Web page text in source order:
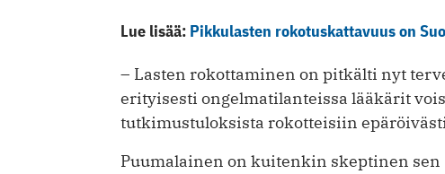
Lue lisää: Pikkulasten rokotuskattavuus on
– Lasten rokottaminen on pitkälti nyt
erityisesti ongelmatilanteissa lääkärit
tutkimustuloksista rokotteisiin
Puumalainen on kuitenkin skeptinen sen